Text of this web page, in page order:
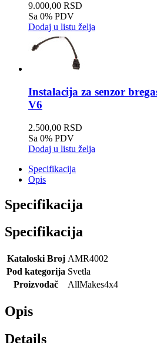
9.000,00 RSD
Sa 0% PDV
Dodaj u listu želja
Instalacija za senzor
V6
2.500,00 RSD
Sa 0% PDV
Dodaj u listu želja
Specifikacija
Opis
Specifikacija
Specifikacija
Kataloski Broj AMR4002
Pod kategorija Svetla
Proizvođač
AllMakes4x4
Opis
Details